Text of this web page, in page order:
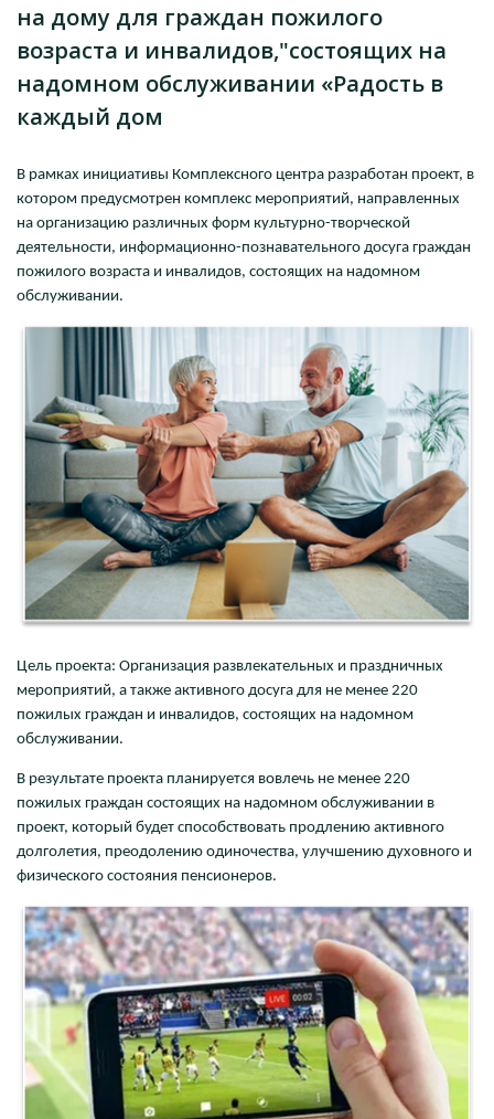
на дому для граждан пожилого
возраста и инвалидов,"состоящих на
надомном обслуживании «Радость в
каждый дом
В рамках инициативы Комплексного центра разработан проект, в
котором предусмотрен комплекс мероприятий, направленных
на организацию различных форм культурно-творческой
деятельности, информационно-познавательного досуга граждан
пожилого возраста и инвалидов, состоящих на надомном
обслуживании.
Цель проекта: Организация развлекательных и праздничных
мероприятий, а также активного досуга для не менее 220
пожилых граждан и инвалидов, состоящих на надомном
обслуживании.
В результате проекта планируется вовлечь не менее 220
пожилых граждан состоящих на надомном обслуживании в
проект, который будет способствовать продлению активного
долголетия, преодолению одиночества, улучшению духовного и
физического состояния пенсионеров.